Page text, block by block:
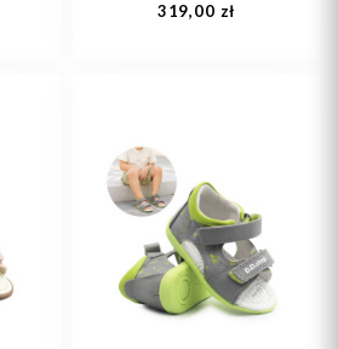
319,00 zł
26 27
28
30 +1